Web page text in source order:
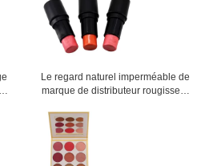
3
Le regard naturel imperméable de
marque de distributeur rougissent